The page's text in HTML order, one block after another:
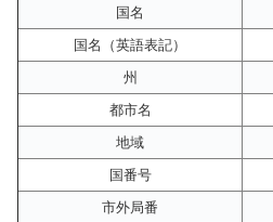
国名
国名（英語表記）
州
都市名
地域
国番号
市外局番